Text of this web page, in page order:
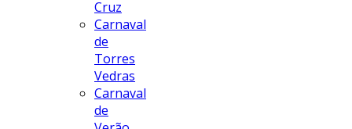
Cruz
Carnaval
de
Torres
Vedras
Carnaval
de